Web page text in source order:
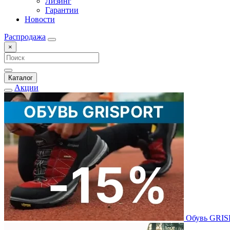
Гарантии
Новости
Распродажа
×
Каталог
Акции
Обувь